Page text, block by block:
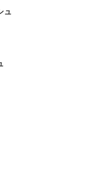
ュ